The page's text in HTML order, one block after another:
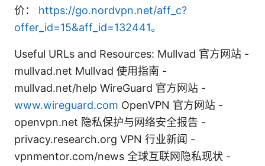
价： https://go.nordvpn.net/aff_c?
offer_id=15&aff_id=132441。
Useful URLs and Resources: Mullvad 官方网站 -
mullvad.net Mullvad 使用指南 -
mullvad.net/help WireGuard 官方网站 -
www.wireguard.com OpenVPN 官方网站 -
openvpn.net 隐私保护与网络安全报告 -
privacy.research.org VPN 行业新闻 -
vpnmentor.com/news 全球互联网隐私现状 -